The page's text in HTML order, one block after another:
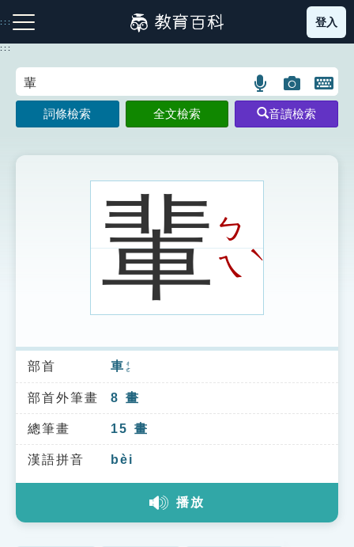
到
主
:::
注音索引圖示 筆畫索引圖示 部首索引表圖示
索引選單
知識索引
單字索引
生命大百科索引
登入
:::
語
言
搜
示
圖
片
搜
開
鍵
圖
詞條檢索 全文檢索 音讀檢索
輩ㄅ
ㄟˋ
部首 車 ㄔㄜ
部首外筆畫 8 畫
總筆畫 15 畫
漢語拼音 bèi
播放